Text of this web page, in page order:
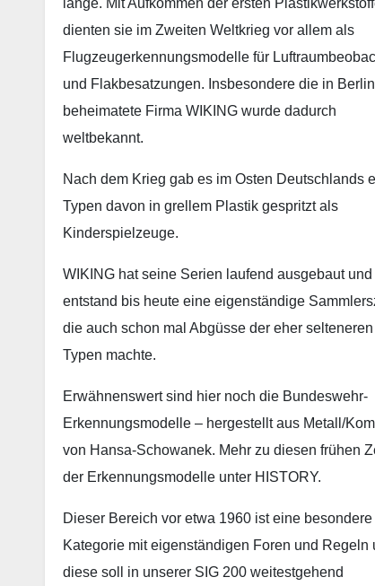
dienten sie im Zweiten Weltkrieg vor allem als
Flugzeugerkennungsmodelle für
und Flakbesatzungen. Insbesondere die in Berlin
beheimatete Firma WIKING wurde dadurch
weltbekannt.
Nach dem Krieg gab es im Osten Deutschlands
Typen davon in grellem Plastik gespritzt als
Kinderspielzeuge.
WIKING hat seine Serien laufend ausgebaut und
entstand bis heute eine eigenständige
die auch schon mal Abgüsse der eher selteneren
Typen machte.
Erwähnenswert sind hier noch die Bundeswehr-
Erkennungsmodelle – hergestellt aus Metall/
von Hansa-Schowanek. Mehr zu diesen frühen
der Erkennungsmodelle unter HISTORY.
Dieser Bereich vor etwa 1960 ist eine besondere
Kategorie mit eigenständigen Foren und Regeln
diese soll in unserer SIG 200 weitestgehend